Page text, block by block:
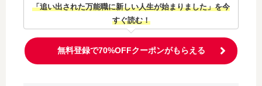
「追い出された万能職に新しい人生が始まりました」を今
すぐ読む！
無料登録で70%OFFクーポンがもらえる